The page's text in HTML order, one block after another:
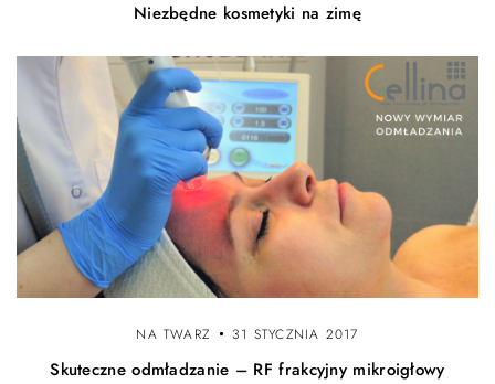
Niezbędne kosmetyki na zimę
NA TWARZ 31 STYCZNIA 2017
Skuteczne odmładzanie – RF frakcyjny mikroigłowy